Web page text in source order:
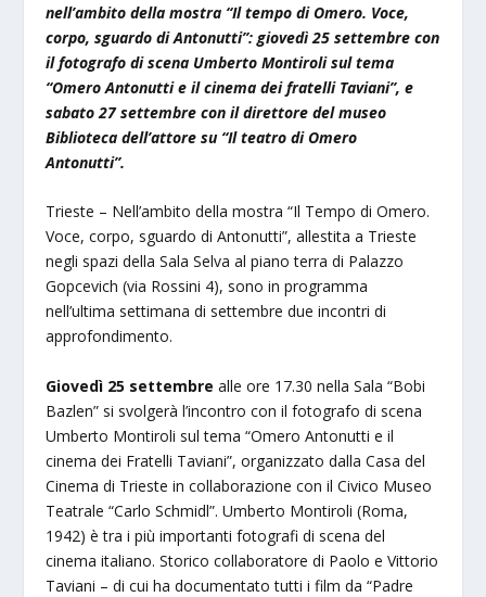
nell’ambito della mostra “Il tempo di Omero. Voce,
corpo, sguardo di Antonutti”: giovedì 25 settembre con
il fotografo di scena Umberto Montiroli sul tema
“Omero Antonutti e il cinema dei fratelli Taviani”, e
sabato 27 settembre con il direttore del museo
Biblioteca dell’attore su “Il teatro di Omero
Antonutti”.
Trieste – Nell’ambito della mostra “Il Tempo di Omero.
Voce, corpo, sguardo di Antonutti”, allestita a Trieste
negli spazi della Sala Selva al piano terra di Palazzo
Gopcevich (via Rossini 4), sono in programma
nell’ultima settimana di settembre due incontri di
approfondimento.
Giovedì 25 settembre alle ore 17.30 nella Sala “Bobi
Bazlen” si svolgerà l’incontro con il fotografo di scena
Umberto Montiroli sul tema “Omero Antonutti e il
cinema dei Fratelli Taviani”, organizzato dalla Casa del
Cinema di Trieste in collaborazione con il Civico Museo
Teatrale “Carlo Schmidl”. Umberto Montiroli (Roma,
1942) è tra i più importanti fotografi di scena del
cinema italiano. Storico collaboratore di Paolo e Vittorio
Taviani – di cui ha documentato tutti i film da “Padre